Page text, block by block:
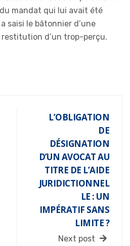
mandat qui lui avait été
saisi le bâtonnier d’une
d’un trop-perçu.
L’OBLIGATION
DE
DÉSIGNATION
D’UN AVOCAT AU
TITRE DE L’AIDE
JURIDICTIONNEL
LE : UN
IMPÉRATIF SANS
LIMITE ?
Next post